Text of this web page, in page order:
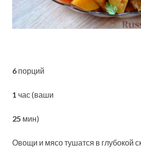
6 порций
1 час (ваши
25 мин)
Овощи и мясо тушатся в глубокой